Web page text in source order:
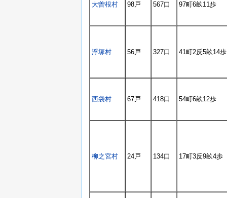
大曽根村 98戸 567口 97町6畝11歩
浮塚村 56戸 327口 41町2反5畝14歩
西袋村 67戸 418口 54町6畝12歩
柳之宮村 24戸 134口 17町3反9畝4歩